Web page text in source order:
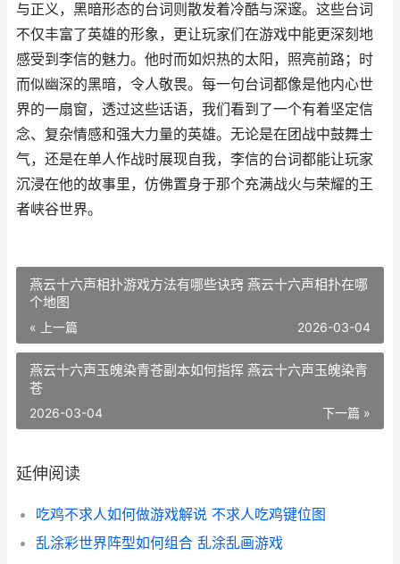
与正义，黑暗形态的台词则散发着冷酷与深邃。这些台词
不仅丰富了英雄的形象，更让玩家们在游戏中能更深刻地
感受到李信的魅力。他时而如炽热的太阳，照亮前路；时
而似幽深的黑暗，令人敬畏。每一句台词都像是他内心世
界的一扇窗，透过这些话语，我们看到了一个有着坚定信
念、复杂情感和强大力量的英雄。无论是在团战中鼓舞士
气，还是在单人作战时展现自我，李信的台词都能让玩家
沉浸在他的故事里，仿佛置身于那个充满战火与荣耀的王
者峡谷世界。
燕云十六声相扑游戏方法有哪些诀窍 燕云十六声相扑在哪
个地图
« 上一篇 2026-03-04
燕云十六声玉魄染青苍副本如何指挥 燕云十六声玉魄染青
苍
下一篇 »
2026-03-04
延伸阅读
吃鸡不求人如何做游戏解说 不求人吃鸡键位图
乱涂彩世界阵型如何组合 乱涂乱画游戏